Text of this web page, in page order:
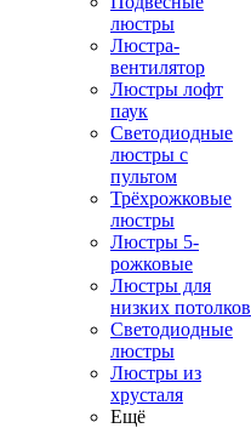
люстры
Люстра-
вентилятор
Люстры лофт
паук
Светодиодные
люстры с
пультом
Трёхрожковые
люстры
Люстры 5-
рожковые
Люстры для
низких потолков
Cветодиодные
люстры
Люстры из
хрусталя
Ещё